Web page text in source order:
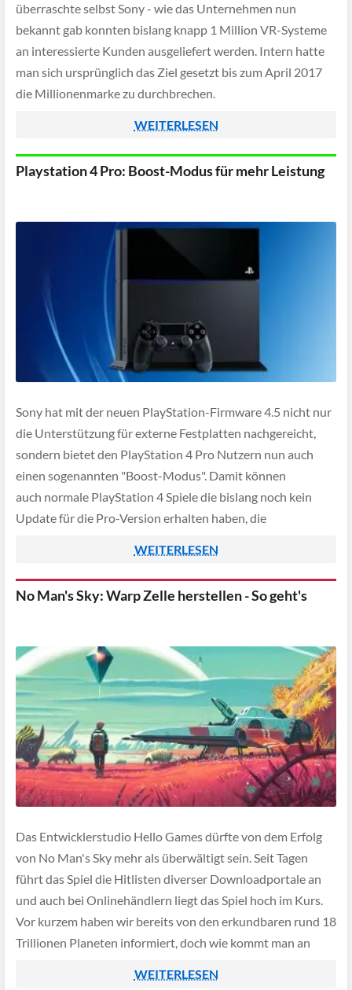
überraschte selbst Sony - wie das Unternehmen nun
bekannt gab konnten bislang knapp 1 Million VR-Systeme
an interessierte Kunden ausgeliefert werden. Intern hatte
man sich ursprünglich das Ziel gesetzt bis zum April 2017
die Millionenmarke zu durchbrechen.
WEITERLESEN
Playstation 4 Pro: Boost-Modus für mehr Leistung
Sony hat mit der neuen PlayStation-Firmware 4.5 nicht nur
die Unterstützung für externe Festplatten nachgereicht,
sondern bietet den PlayStation 4 Pro Nutzern nun auch
einen sogenannten "Boost-Modus". Damit können
auch normale PlayStation 4 Spiele die bislang noch kein
Update für die Pro-Version erhalten haben, die
Spieler einige zusätzliche FPS, was letztendlich […]
WEITERLESEN
No Man's Sky: Warp Zelle herstellen - So geht's
Das Entwicklerstudio Hello Games dürfte von dem Erfolg
von No Man's Sky mehr als überwältigt sein. Seit Tagen
führt das Spiel die Hitlisten diverser Downloadportale an
und auch bei Onlinehändlern liegt das Spiel hoch im Kurs.
Vor kurzem haben wir bereits von den erkundbaren rund 18
Trillionen Planeten informiert, doch wie kommt man an
WEITERLESEN